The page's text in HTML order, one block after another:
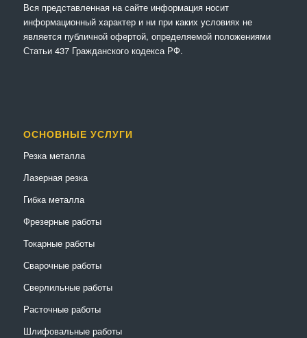
Вся представленная на сайте информация носит
информационный характер и ни при каких условиях не
является публичной офертой, определяемой положениями
Статьи 437 Гражданского кодекса РФ.
ОСНОВНЫЕ УСЛУГИ
Резка металла
Лазерная резка
Гибка металла
Фрезерные работы
Токарные работы
Сварочные работы
Сверлильные работы
Расточные работы
Шлифовальные работы